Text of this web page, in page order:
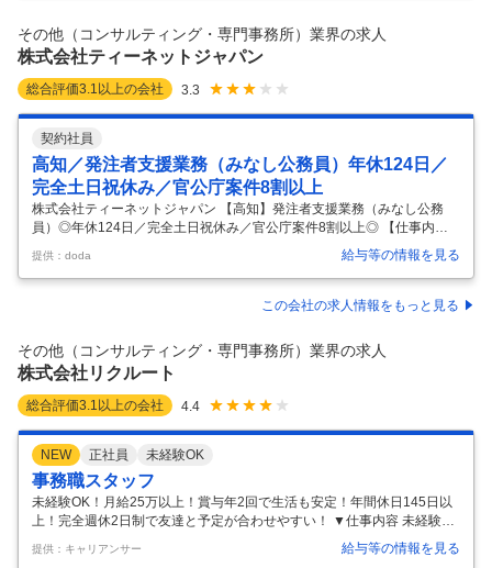
その他（コンサルティング・専門事務所）業界の求人
株式会社ティーネットジャパン
総合評価3.1 以上の会社 3.3
契約社員
高知／発注者支援業務（みなし公務員）年休124日／
完全土日祝休み／官公庁案件8割以上
株式会社ティーネットジャパン 【高知】発注者支援業務（みなし公務
員）◎年休124日／完全土日祝休み／官公庁案件8割以上◎ 【仕事内
容】 【高知】発注者支援業務（みなし公務員）◎年休124日／完全土日
祝休み／官公庁案件8割以上◎ 【具体的な仕事内容】 【創業以来45期以
上の連続黒字経営／売上250億・社員数2700名規模／本業部門では20年
以上連続全国1位獲得／多角事業で成長展開する優良企業】 ■業務内容：
理、積算等）： 国土交通省や地方自治体等の官公庁が発注する公共事業
で、発注者が行う業務を代行する補助業務です。具体的な仕事内容と
提供：doda 給与等の情報を見る
この会社の求人情報をもっと見る
その他（コンサルティング・専門事務所）業界の求人
株式会社リクルート
総合評価3.1 以上の会社 4.4
NEW 正社員 未経験OK
事務職スタッフ
未経験OK！月給25万以上！賞与年2回で生活も安定！年間休日145日以
上！完全週休2日制で友達と予定が合わせやすい！ ▼仕事内容 未経験歓
迎・学歴不問！女性も活躍中！フリーター・社会人デビューOK！ ＜求
める人材＞ 研修体制が整っているため、経験は一切不問です! 以下にひ
提供：キャリアンサー 給与等の情報を見る